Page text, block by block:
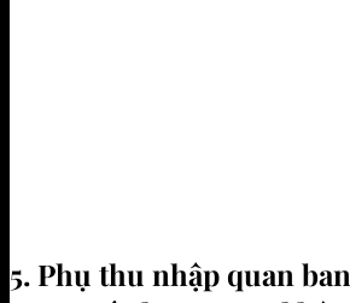
5. Phụ thu nhập quan